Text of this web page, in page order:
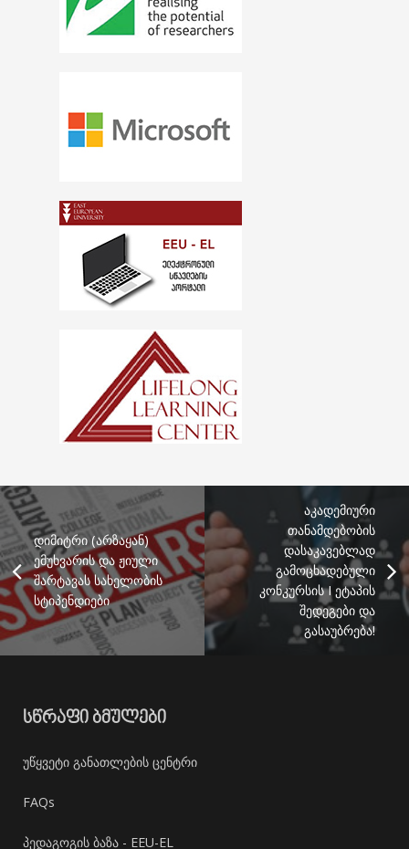
დიმიტრი (არზაყან)
ემუხვარის და ჟიული
შარტავას სახელობის
სტიპენდიები
აკადემიური
თანამდებობის
დასაკავებლად
გამოცხადებული
კონკურსის I ეტაპის
შედეგები და
გასაუბრება!
ᲡᲬᲠᲐᲤᲘ ᲑᲛᲣᲚᲔᲑᲘ
უწყვეტი განათლების ცენტრი
FAQs
პედაგოგის ბაზა - EEU-EL